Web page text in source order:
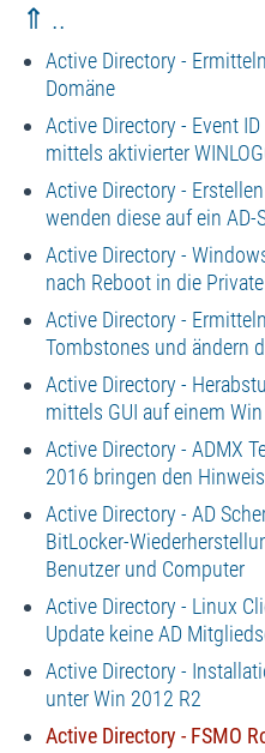
⇑ ..
Active Directory -
Domäne
Active Directory - Event
mittels aktivierter
Active Directory -
wenden diese auf ein
Active Directory -
nach Reboot in die
Active Directory -
Tombstones und ändern
Active Directory -
mittels GUI auf einem
Active Directory - ADMX
2016 bringen den
Active Directory - AD
BitLocker-
Benutzer und Computer
Active Directory - Linux
Update keine AD
Active Directory -
unter Win 2012 R2
Active Directory - FSMO